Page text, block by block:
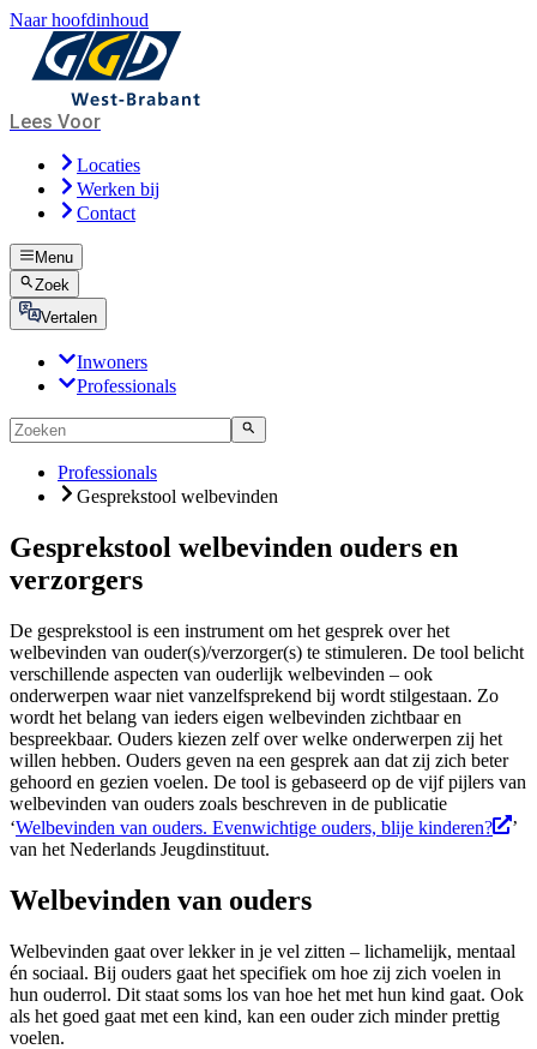
Naar hoofdinhoud
Lees Voor
Locaties
Werken bij
Contact
Menu
Zoek
Vertalen
Inwoners
Professionals
Professionals
Gesprekstool welbevinden
Gesprekstool welbevinden ouders en
verzorgers
De gesprekstool is een instrument om het gesprek over het
welbevinden van ouder(s)/verzorger(s) te stimuleren. De tool belicht
verschillende aspecten van ouderlijk welbevinden – ook
onderwerpen waar niet vanzelfsprekend bij wordt stilgestaan. Zo
wordt het belang van ieders eigen welbevinden zichtbaar en
bespreekbaar. Ouders kiezen zelf over welke onderwerpen zij het
willen hebben. Ouders geven na een gesprek aan dat zij zich beter
gehoord en gezien voelen. De tool is gebaseerd op de vijf pijlers van
welbevinden van ouders zoals beschreven in de publicatie
‘Welbevinden van ouders. Evenwichtige ouders, blije kinderen?
’
van het Nederlands Jeugdinstituut.
Welbevinden van ouders
Welbevinden gaat over lekker in je vel zitten – lichamelijk, mentaal
én sociaal. Bij ouders gaat het specifiek om hoe zij zich voelen in
hun ouderrol. Dit staat soms los van hoe het met hun kind gaat. Ook
als het goed gaat met een kind, kan een ouder zich minder prettig
voelen.